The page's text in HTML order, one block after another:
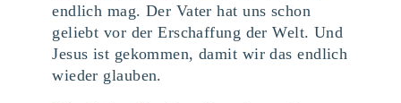
endlich mag. Der Vater hat uns schon
geliebt vor der Erschaffung der Welt. Und
Jesus ist gekommen, damit wir das endlich
wieder glauben.